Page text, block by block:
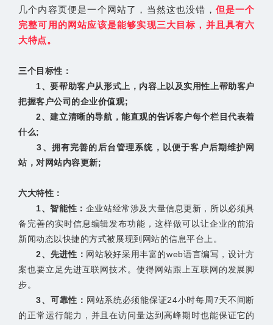
几个内容页便是一个网站了，当然这也没错， 但是一个
完整可用的网站应该是能够实现三大目标，并且具有六
大特点。
三个目标性：
1、要帮助客户从形式上，内容上以及实用性上帮助客户
把握客户公司的企业价值观;
2、建立清晰的导航，能直观的告诉客户每个栏目代表着
什么;
3、拥有完善的后台管理系统，以便于客户后期维护网
站 ，对网站内容更新;
六大特性：
1、智能性： 企业站经常涉及大量信息更新，所以必须具
备完善的实时信息编辑发布功能，这样做可以让企业的前沿
新闻动态以快捷的方式被展现到网站的信息平台上。
2、先进性： 网站较好采用丰富的web语言编写，设计方
案也要立足先进互联网技术。使得网站跟上互联网的发展脚
步。
3、可靠性： 网站系统必须能保证24小时每周7天不间断
的正常运行能力，并且在访问量达到高峰期时也能保证它的